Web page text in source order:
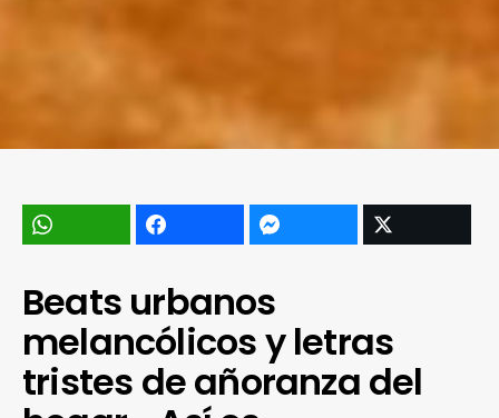
Beats urbanos
melancólicos y letras
tristes de añoranza del